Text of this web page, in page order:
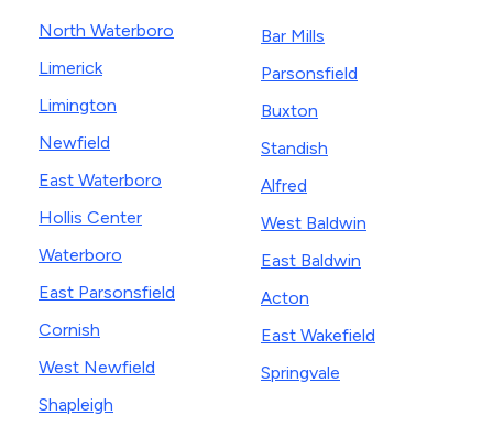
North Waterboro
Limerick
Limington
Newfield
East Waterboro
Hollis Center
Waterboro
East Parsonsfield
Cornish
West Newfield
Shapleigh
Bar Mills
Parsonsfield
Buxton
Standish
Alfred
West Baldwin
East Baldwin
Acton
East Wakefield
Springvale